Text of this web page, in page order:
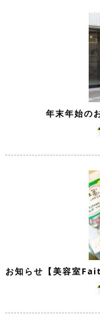
年末年始の